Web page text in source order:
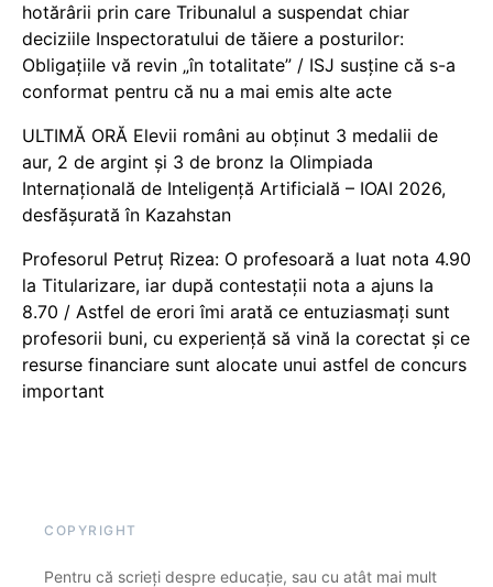
hotărârii prin care Tribunalul a suspendat chiar
deciziile Inspectoratului de tăiere a posturilor:
Obligațiile vă revin „în totalitate” / ISJ susține că s-a
conformat pentru că nu a mai emis alte acte
ULTIMĂ ORĂ Elevii români au obținut 3 medalii de
aur, 2 de argint și 3 de bronz la Olimpiada
Internațională de Inteligență Artificială – IOAI 2026,
desfășurată în Kazahstan
Profesorul Petruț Rizea: O profesoară a luat nota 4.90
la Titularizare, iar după contestații nota a ajuns la
8.70 / Astfel de erori îmi arată ce entuziasmați sunt
profesorii buni, cu experiență să vină la corectat și ce
resurse financiare sunt alocate unui astfel de concurs
important
COPYRIGHT
Pentru că scrieți despre educație, sau cu atât mai mult